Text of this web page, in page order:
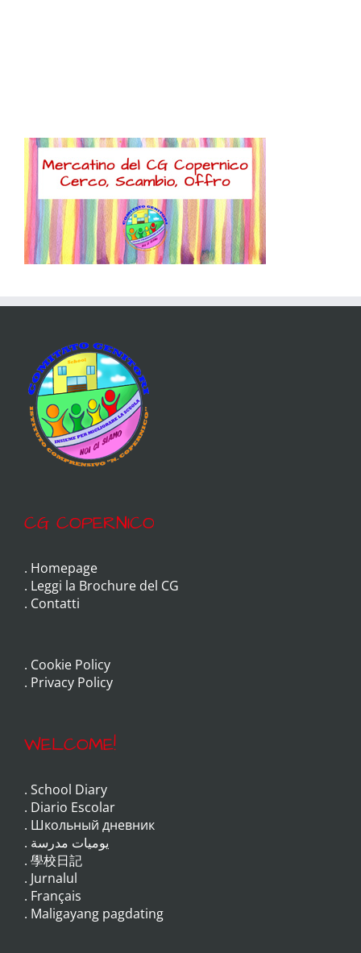
CG COPERNICO
. Homepage
. Leggi la Brochure del CG
. Contatti
. Cookie Policy
. Privacy Policy
WELCOME!
. School Diary
. Diario Escolar
. Школьный дневник
. يوميات مدرسة
. 學校日記
. Jurnalul
. Français
. Maligayang pagdating